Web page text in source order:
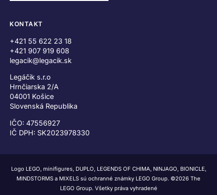
KONTAKT
+421 55 622 23 18
+421 907 919 608
legacik@legacik.sk
Legáčik s.r.o
Hrnčiarska 2/A
04001 Košice
Slovenská Republika
IČO: 47556927
IČ DPH: SK2023978330
Logo LEGO, minifigures, DUPLO, LEGENDS OF CHIMA, NINJAGO, BIONICLE,
MINDSTORMS a MIXELS sú ochranné známky LEGO Group. ©2026 The
LEGO Group. Všetky práva vyhradené